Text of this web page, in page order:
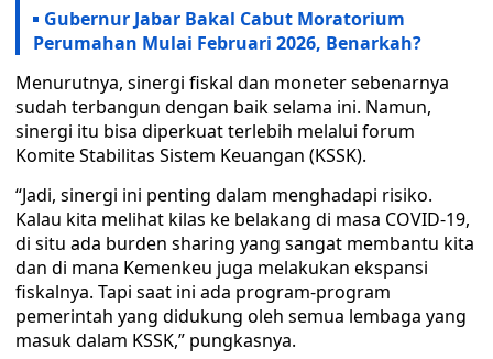
Gubernur Jabar Bakal Cabut Moratorium
Perumahan Mulai Februari 2026, Benarkah?
Menurutnya, sinergi fiskal dan moneter sebenarnya
sudah terbangun dengan baik selama ini. Namun,
sinergi itu bisa diperkuat terlebih melalui forum
Komite Stabilitas Sistem Keuangan (KSSK).
“Jadi, sinergi ini penting dalam menghadapi risiko.
Kalau kita melihat kilas ke belakang di masa COVID-19,
di situ ada burden sharing yang sangat membantu kita
dan di mana Kemenkeu juga melakukan ekspansi
fiskalnya. Tapi saat ini ada program-program
pemerintah yang didukung oleh semua lembaga yang
masuk dalam KSSK,” pungkasnya.